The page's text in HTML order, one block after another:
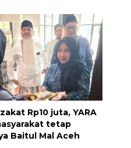
Rp10 juta, YARA
tetap
Baitul Mal Aceh
berbasis AI